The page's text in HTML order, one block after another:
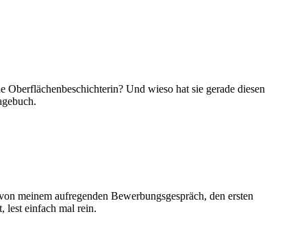
Und wieso hat sie gerade diesen
meinem aufregenden Bewerbungsgespräch, den ersten
lest einfach mal rein.